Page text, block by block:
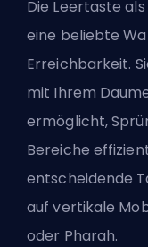
Die Leertaste
eine beliebte
Erreichbarkeit.
mit Ihrem
ermöglicht,
Bereiche
entscheidende
auf vertikale
oder Pharah.